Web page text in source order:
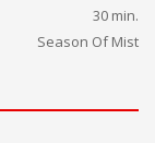
30 min.
Season Of Mist